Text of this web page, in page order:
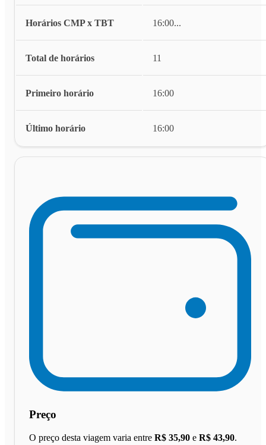
Horários CMP x TBT 16:00...
Total de horários 11
Primeiro horário 16:00
Último horário 16:00
Preço
O preço desta viagem varia entre R$ 35,90 e R$ 43,90.